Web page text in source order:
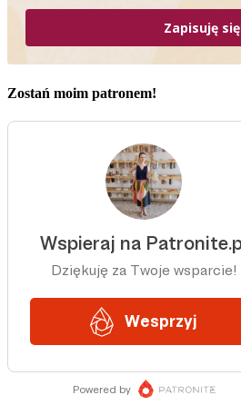
Zapisuję
Zostań moim patronem!